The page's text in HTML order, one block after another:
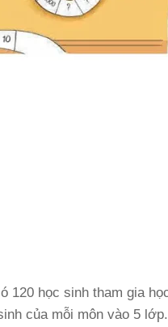
120 học sinh tham gia
của mỗi môn vào 5